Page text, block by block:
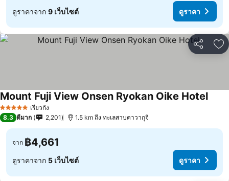
ดูราคาจาก 9 เว็บไซต์ ดูราคา
แชร์ เ
5 ดาว เรียวกัง
Mount Fuji View Onsen Ryokan Oike Hotelดูราค
8.3 ดีมาก 2,201 1.5 km ถึง ทะเลสาบคาวากุจิ
จาก ฿4,661
ดูราคาจาก 5 เว็บไซต์ ดูราคา